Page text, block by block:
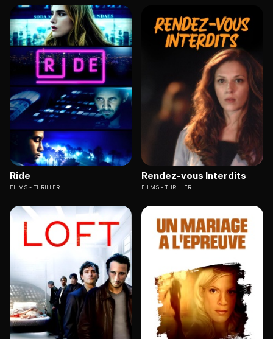
Ride
FILMS THRILLER
Rendez-vous Interdits
FILMS THRILLER